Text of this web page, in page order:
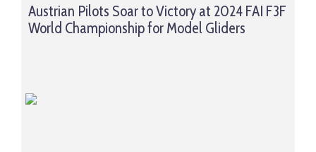
Austrian Pilots Soar to Victory at 2024 FAI F3F
World Championship for Model Gliders